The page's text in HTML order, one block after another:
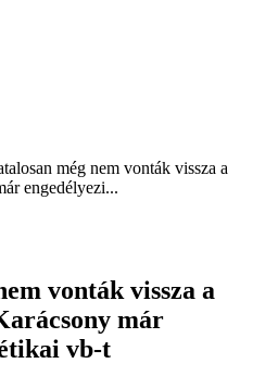
még nem vonták vissza a
engedélyezi...
vonták vissza a
már
vb-t